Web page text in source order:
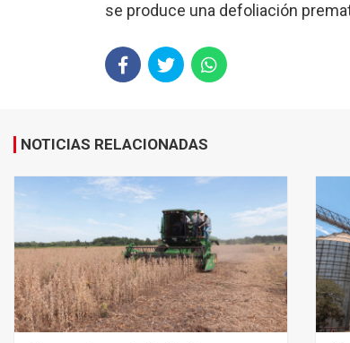
se produce una defoliación
NOTICIAS RELACIONADAS